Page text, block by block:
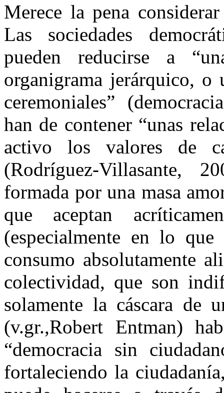
Merece la pena
Las sociedades
pueden reducirse a
organigrama jerárquico,
ceremoniales”
han de contener “unas
activo los valores de
(Rodríguez-Villasante,
formada por una masa
que aceptan
(especialmente en lo
consumo absolutamente
colectividad, que son
solamente la cáscara de
(v.gr.,Robert Entman)
“democracia sin
fortaleciendo la